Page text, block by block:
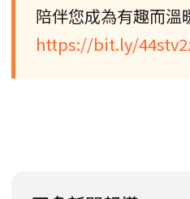
陪伴您成為有趣而溫
https://bit.ly/